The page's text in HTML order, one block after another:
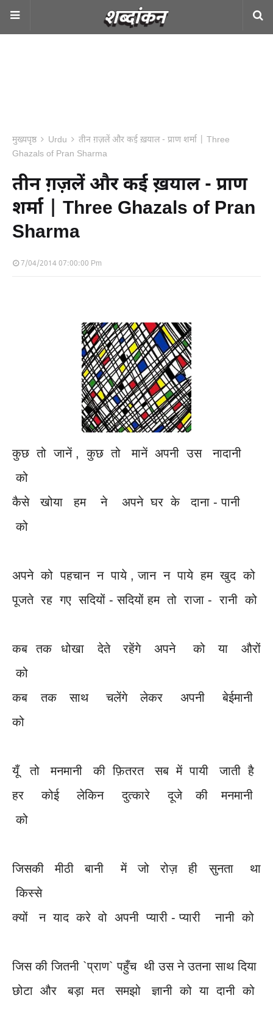
मुख्यपृष्ठ Urdu
तीन ग़ज़लें और कई ख़याल - प्राण शर्मा | Three
Ghazals of Pran Sharma
तीन ग़ज़लें और कई ख़याल - प्राण
शर्मा | Three Ghazals of Pran
Sharma
7/04/2014 07:00:00 Pm
कुछ तो जानें , कुछ तो मानें अपनी उस नादानी
को
कैसे खोया हम ने अपने घर के दाना - पानी
को
अपने को पहचान न पाये , जान न पाये हम खुद को
पूजते रह गए सदियों - सदियों हम तो राजा - रानी को
कब तक धोखा देते रहेंगे अपने को या औरों
को
कब तक साथ चलेंगे लेकर अपनी बेईमानी
को
यूँ तो मनमानी की फ़ितरत सब में पायी जाती है
हर कोई लेकिन दुत्कारे दूजे की मनमानी
को
जिसकी मीठी बानी में जो रोज़ ही सुनता था
किस्से
क्यों न याद करे वो अपनी प्यारी - प्यारी नानी को
जिस की जितनी `प्राण` पहुँच थी उस ने उतना साथ दिया
छोटा और बड़ा मत समझो ज्ञानी को या दानी को